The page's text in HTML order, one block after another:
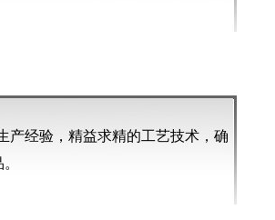
产经验，精益求精的工艺技术，确